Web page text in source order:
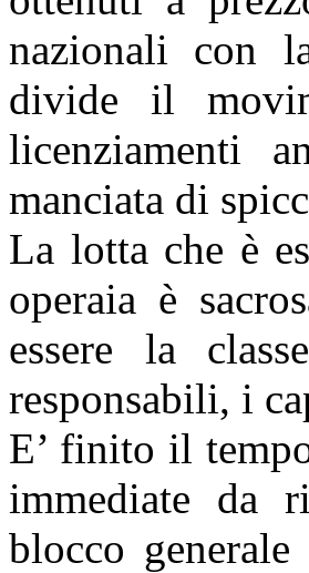
nazionali con
divide il
licenziamenti
manciata di
La lotta che è
operaia è
essere la
responsabili, i
E’ finito il
immediate da
blocco